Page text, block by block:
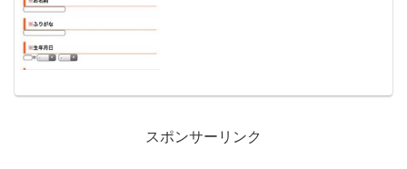
スポンサーリンク